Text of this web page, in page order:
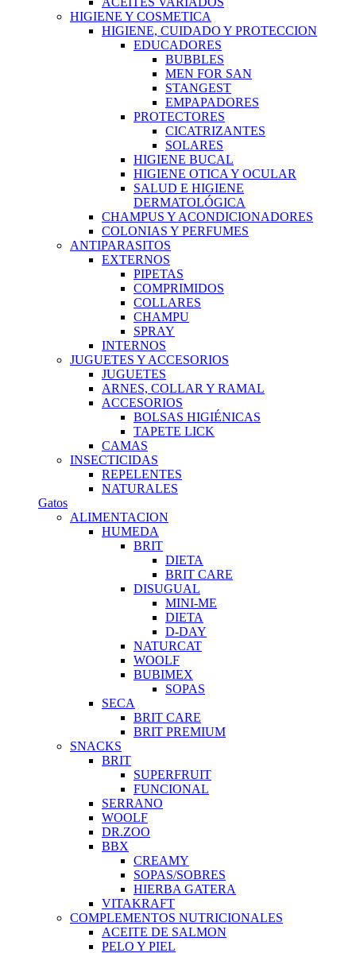
HIGIENE Y COSMETICA
HIGIENE, CUIDADO Y PROTECCION
EDUCADORES
BUBBLES
MEN FOR SAN
STANGEST
EMPAPADORES
PROTECTORES
CICATRIZANTES
SOLARES
HIGIENE BUCAL
HIGIENE OTICA Y OCULAR
SALUD E HIGIENE
DERMATOLÓGICA
CHAMPUS Y ACONDICIONADORES
COLONIAS Y PERFUMES
ANTIPARASITOS
EXTERNOS
PIPETAS
COMPRIMIDOS
COLLARES
CHAMPU
SPRAY
INTERNOS
JUGUETES Y ACCESORIOS
JUGUETES
ARNES, COLLAR Y RAMAL
ACCESORIOS
BOLSAS HIGIÉNICAS
TAPETE LICK
CAMAS
INSECTICIDAS
REPELENTES
NATURALES
Gatos
ALIMENTACION
HUMEDA
BRIT
DIETA
BRIT CARE
DISUGUAL
MINI-ME
DIETA
D-DAY
NATURCAT
WOOLF
BUBIMEX
SOPAS
SECA
BRIT CARE
BRIT PREMIUM
SNACKS
BRIT
SUPERFRUIT
FUNCIONAL
SERRANO
WOOLF
DR.ZOO
BBX
CREAMY
SOPAS/SOBRES
HIERBA GATERA
VITAKRAFT
COMPLEMENTOS NUTRICIONALES
ACEITE DE SALMON
PELO Y PIEL